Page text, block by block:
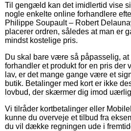
Til gengæld kan det imidlertid vise
nogle enkelte online forhandlere
Philippe Soupault – Robert
placerer ordren, således at man er
mindst kostelige pris.
Du skal bare være så påpasselig,
forhandler et produkt for en pris der
lav, er det mange gange være et
butik. Betalinger med kort er ikke
lovbud, der skærmer dig imod
Vi tilråder kortbetalinger eller
kunne du overveje et tilbud fra
du vil dække regningen ude i